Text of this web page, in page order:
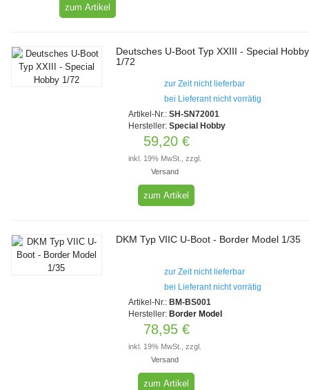
zum Artikel
Deutsches U-Boot Typ XXIII - Special Hobby
1/72
zur Zeit nicht lieferbar
bei Lieferant nicht vorrätig
Artikel-Nr.: SH-SN72001
Hersteller: Special Hobby
59,20 €
inkl. 19% MwSt., zzgl.
Versand
zum Artikel
DKM Typ VIIC U-Boot - Border Model 1/35
zur Zeit nicht lieferbar
bei Lieferant nicht vorrätig
Artikel-Nr.: BM-BS001
Hersteller: Border Model
78,95 €
inkl. 19% MwSt., zzgl.
Versand
zum Artikel